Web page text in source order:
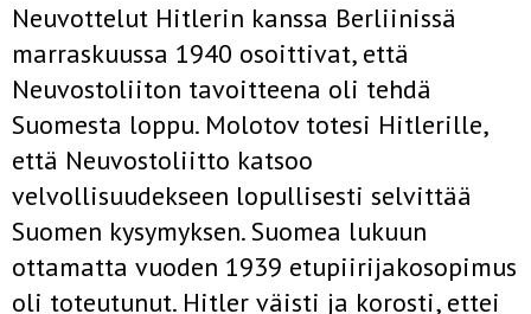
Neuvottelut Hitlerin kanssa Berliinissä
marraskuussa 1940 osoittivat, että
Neuvostoliiton tavoitteena oli tehdä
Suomesta loppu. Molotov totesi Hitlerille,
että Neuvostoliitto katsoo
velvollisuudekseen lopullisesti selvittää
Suomen kysymyksen. Suomea lukuun
ottamatta vuoden 1939 etupiirijakosopimus
oli toteutunut. Hitler väisti ja korosti, ettei